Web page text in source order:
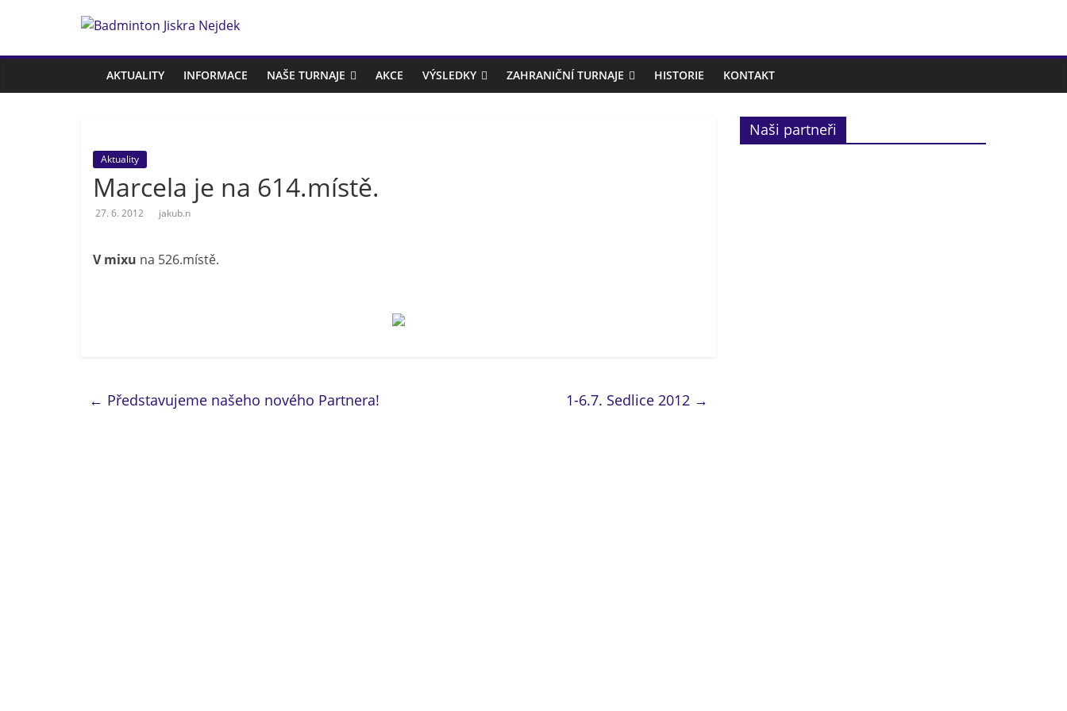
Badminton
Jiskra
Badmintonový
oddíl
Nejdek
AKTUALITY INFORMACE NAŠE TURNAJE AKCE VÝSLEDKY ZAHRANIČNÍ TURNAJE HISTORIE KONTAKT
Aktuality
Marcela je na 614.místě.
27. 6. 2012 jakub.n
V mixu na 526.místě.
← Představujeme našeho nového Partnera! 1-6.7. Sedlice 2012 →
Naši partneři